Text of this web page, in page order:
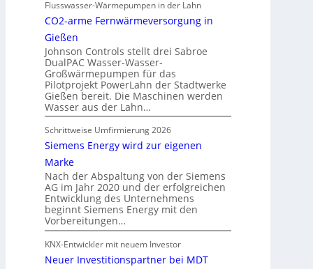
Flusswasser-Wärmepumpen in der Lahn
CO2-arme Fernwärmeversorgung in
Gießen
Johnson Controls stellt drei Sabroe
DualPAC Wasser-Wasser-
Großwärmepumpen für das
Pilotprojekt PowerLahn der Stadtwerke
Gießen bereit. Die Maschinen werden
Wasser aus der Lahn…
Schrittweise Umfirmierung 2026
Siemens Energy wird zur eigenen
Marke
Nach der Abspaltung von der Siemens
AG im Jahr 2020 und der erfolgreichen
Entwicklung des Unternehmens
beginnt Siemens Energy mit den
Vorbereitungen…
KNX-Entwickler mit neuem Investor
Neuer Investitionspartner bei MDT